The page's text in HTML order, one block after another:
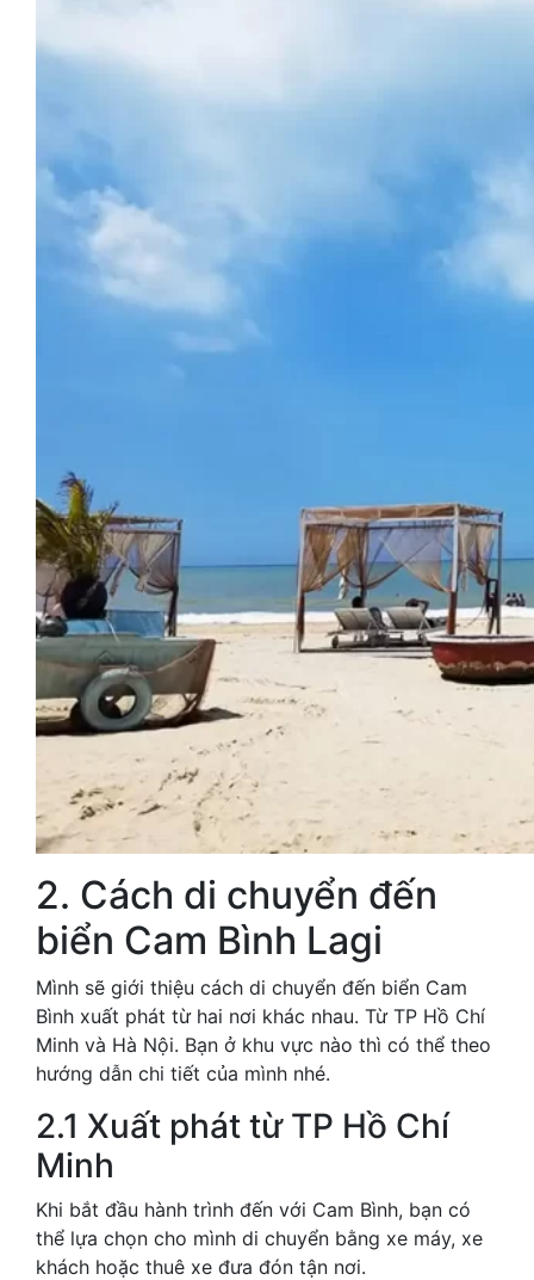
2. Cách di chuyển đến
biển Cam Bình Lagi
Mình sẽ giới thiệu cách di chuyển đến biển Cam
Bình xuất phát từ hai nơi khác nhau. Từ TP Hồ Chí
Minh và Hà Nội. Bạn ở khu vực nào thì có thể theo
hướng dẫn chi tiết của mình nhé.
2.1 Xuất phát từ TP Hồ Chí
Minh
Khi bắt đầu hành trình đến với Cam Bình, bạn có
thể lựa chọn cho mình di chuyển bằng xe máy, xe
khách hoặc thuê xe đưa đón tận nơi.